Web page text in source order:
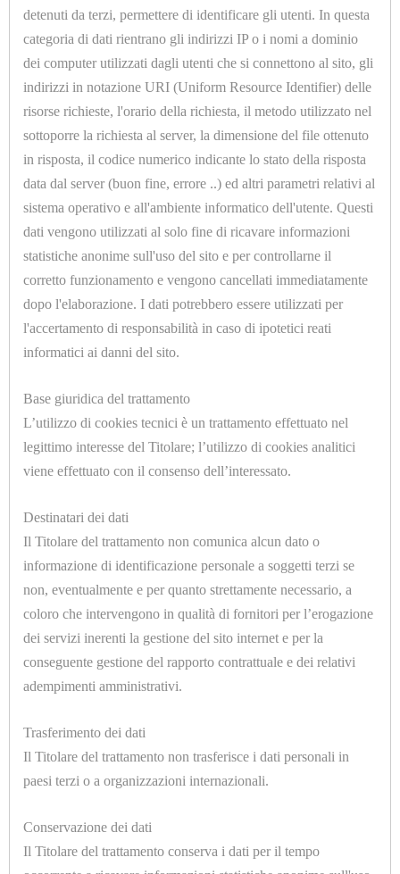
HOME
ACCESSORI
PRODOTTI
CONSUMO
APPARECCHIATURE
ATTREZZATURE
TAVOLI
DA
PER
TOPPER
U1010.B
MOLLETTONE POLIESTERE SP.=9mm. H.=1300mm.
U1010.D
MOLLETTONE POLIESTERE SP.=9mm. H.=1500mm.
SILICONE RAU SIK SP.=10mm. 1800 X 900mm. AVORIO
detenuti da terzi, permettere di identificare gli utenti. In questa
categoria di dati rientrano gli indirizzi IP o i nomi a dominio
dei computer utilizzati dagli utenti che si connettono al sito, gli
indirizzi in notazione URI (Uniform Resource Identifier) delle
risorse richieste, l'orario della richiesta, il metodo utilizzato nel
sottoporre la richiesta al server, la dimensione del file ottenuto
in risposta, il codice numerico indicante lo stato della risposta
data dal server (buon fine, errore ..) ed altri parametri relativi al
sistema operativo e all'ambiente informatico dell'utente. Questi
dati vengono utilizzati al solo fine di ricavare informazioni
statistiche anonime sull'uso del sito e per controllarne il
corretto funzionamento e vengono cancellati immediatamente
dopo l'elaborazione. I dati potrebbero essere utilizzati per
l'accertamento di responsabilità in caso di ipotetici reati
informatici ai danni del sito.
Base giuridica del trattamento
L’utilizzo di cookies tecnici è un trattamento effettuato nel
legittimo interesse del Titolare; l’utilizzo di cookies analitici
viene effettuato con il consenso dell’interessato.
Destinatari dei dati
Il Titolare del trattamento non comunica alcun dato o
informazione di identificazione personale a soggetti terzi se
non, eventualmente e per quanto strettamente necessario, a
coloro che intervengono in qualità di fornitori per l’erogazione
dei servizi inerenti la gestione del sito internet e per la
conseguente gestione del rapporto contrattuale e dei relativi
adempimenti amministrativi.
Trasferimento dei dati
Il Titolare del trattamento non trasferisce i dati personali in
paesi terzi o a organizzazioni internazionali.
Conservazione dei dati
Il Titolare del trattamento conserva i dati per il tempo